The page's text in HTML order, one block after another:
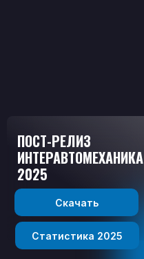
ПОСТ-РЕЛИЗ
ИНТЕРАВТОМЕХАНИКА
2025
Статистика 2025
Скачать